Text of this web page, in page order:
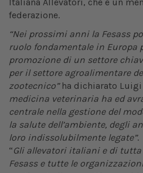
Italiana Allevatori, che è un
federazione.
“Nei prossimi anni la Fesass
ruolo fondamentale in Europa
promozione di un settore
per il settore agroalimentare
zootecnico”ha dichiarato Luigi
medicina veterinaria ha ed
centrale nella gestione del
la salute dell’ambiente, degli
loro indissolubilmente legate”.
“Gli allevatori italiani e di tutta
Fesass e tutte le